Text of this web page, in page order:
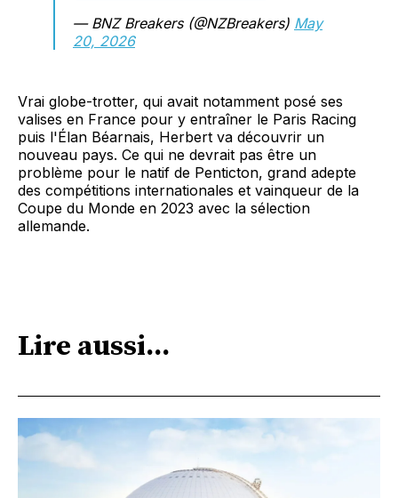
— BNZ Breakers (@NZBreakers) May
20, 2026
Vrai globe-trotter, qui avait notamment posé ses
valises en France pour y entraîner le Paris Racing
puis l'Élan Béarnais, Herbert va découvrir un
nouveau pays. Ce qui ne devrait pas être un
problème pour le natif de Penticton, grand adepte
des compétitions internationales et vainqueur de la
Coupe du Monde en 2023 avec la sélection
allemande.
Lire aussi...